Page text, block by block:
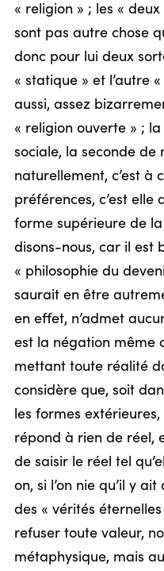
« religion » ; les «
sont pas autre chose
donc pour lui deux
« statique » et l’autre
aussi, assez
« religion ouverte » ;
sociale, la seconde de
naturellement, c’est à
préférences, c’est elle
forme supérieure de
disons-nous, car il est
« philosophie du
saurait en être
en effet, n’admet
est la négation même
mettant toute réalité
considère que, soit
les formes
répond à rien de réel,
de saisir le réel tel
on, si l’on nie qu’il y
des « vérités éternelles
refuser toute valeur,
métaphysique, mais